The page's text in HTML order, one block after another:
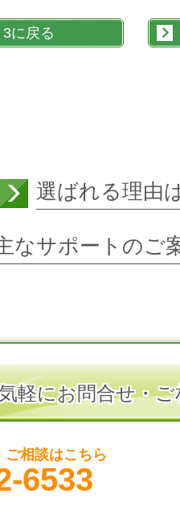
に戻る
選ばれる理由
なサポートのご
軽にお問合せ・
ご相談はこちら
6533